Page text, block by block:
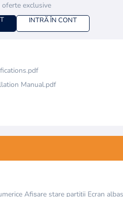
exclusive
INTRĂ ÎN CONT
Manual.pdf
Afișare stare partiții Ecran